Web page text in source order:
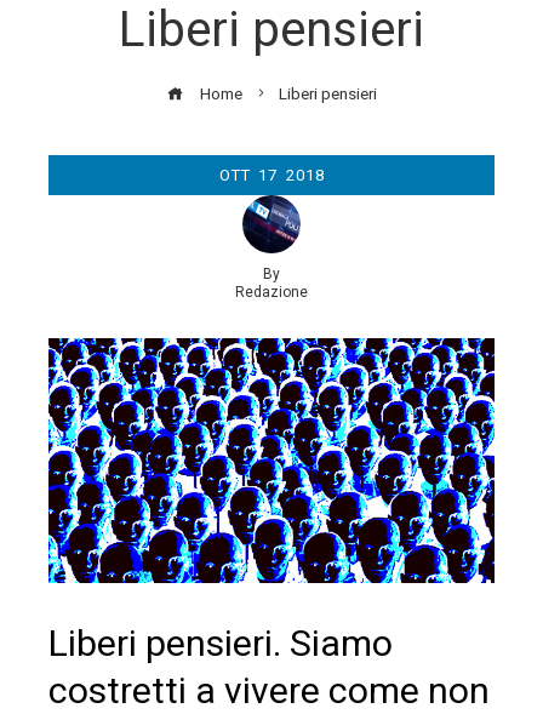
Liberi pensieri
Home Liberi pensieri
OTT 17 2018
By
Redazione
Liberi pensieri. Siamo
costretti a vivere come non